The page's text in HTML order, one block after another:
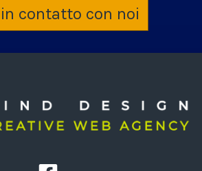
contatto con noi